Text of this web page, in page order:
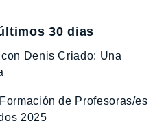
30 dias
Denis Criado: Una
de Profesoras/es
2025